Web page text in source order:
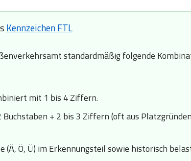
Kennzeichen FTL
standardmäßig folgende
mit 1 bis 4 Ziffern.
Buchstaben + 2 bis 3 Ziffern (oft aus
(Ä, Ö, Ü) im Erkennungsteil sowie historisch